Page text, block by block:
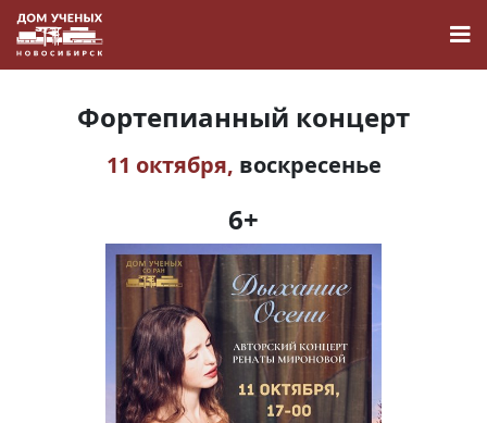
Наука
О Доме учёных
Виртуальный тур
Фортепианный концерт
11 октября, воскресенье
6+